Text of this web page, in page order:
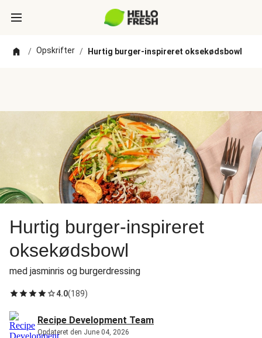
/ Opskrifter / Hurtig burger-inspireret oksekødsbowl
Hurtig burger-inspireret
oksekødsbowl
med jasminris og burgerdressing
4.0(189)
Recipe Development Team
Opdateret den June 04, 2026